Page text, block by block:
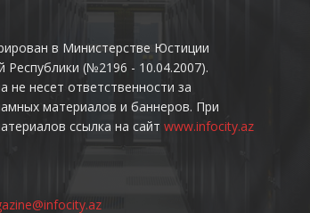
в Министерстве Юстиции
Республики (№2196 - 10.04.2007).
не несет ответственности за
материалов и баннеров. При
ссылка на сайт www.infocity.az